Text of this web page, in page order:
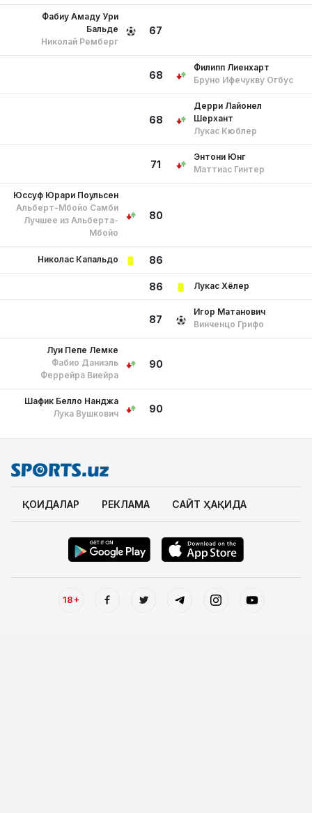
67
Фабиу Амаду Ури
Бальде
Николай Ремберг
68
Филипп Лиенхарт
Бруно Ифечукву Огбус
68
Дерри Лайонел
Шерхант
Лукас Кюблер
71
Энтони Юнг
Маттиас Гинтер
80
Юссуф Юрари Поульсен
Альберт-Мбойо Самби
Лучшее из Альберта-
Мбойо
86
Николас Капальдо
86 Лукас Хёлер
87
Игор Матанович
Винченцо Грифо
90
Луи Пепе Лемке
Фабио Даниэль
Феррейра Виейра
90
Шафик Белло Нанджа
Лука Вушкович
ҚОИДАЛАР РЕКЛАМА САЙТ ҲАҚИДА
18+